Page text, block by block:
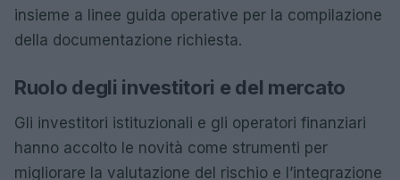
insieme a linee guida operative per la compilazione
della documentazione richiesta.
Ruolo degli investitori e del mercato
Gli investitori istituzionali e gli operatori finanziari
hanno accolto le novità come strumenti per
migliorare la valutazione del rischio e l’integrazione